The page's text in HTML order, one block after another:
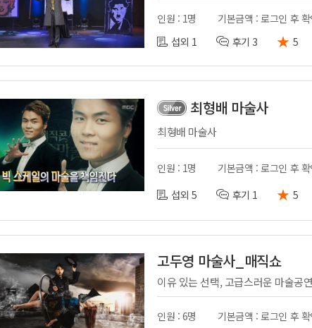
인원 : 1명
기본금액 : 로그인 후
섭외 1
후기 3 ★ 5
최형배 마술사
최형배 마술사
인원 : 1명
기본금액 : 로그인 후
섭외 5
후기 1 ★ 5
고두영 마술사_매직쇼
이유 있는 선택, 고급스러운 마술공
인원 : 6명
기본금액 : 로그인 후